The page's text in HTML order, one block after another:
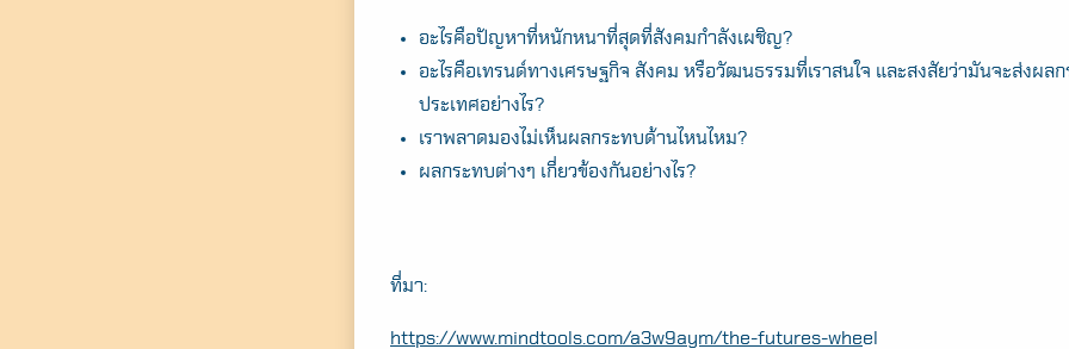
อะไรคือปัญหาที่หนักหนาที่สุดที่สังคมกำลังเผชิญ?
อะไรคือเทรนด์ทางเศรษฐกิจ สังคม หรือวัฒนธรรมที่เราสนใจ และสงสัยว่ามันจะส่งผล
ประเทศอย่างไร?
เราพลาดมองไม่เห็นผลกระทบด้านไหนไหม?
ผลกระทบต่างๆ เกี่ยวข้องกันอย่างไร?
ที่มา:
https://www.mindtools.com/a3w9aym/the-futures-wheel